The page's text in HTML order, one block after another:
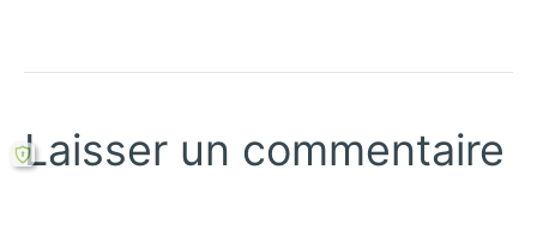
Laisser un commentaire